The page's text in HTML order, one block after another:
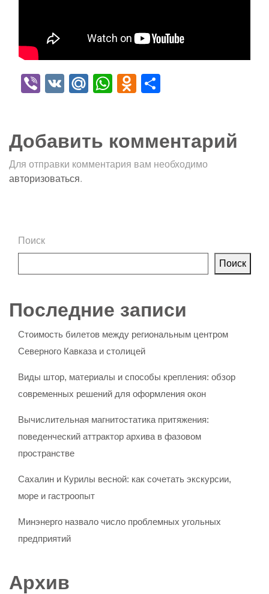
Viber
VK Mail.Ru
WhatsApp
Odnoklassniki
Добавить комментарий
Для отправки комментария вам необходимо
авторизоваться.
Поиск
Поиск
Последние записи
Стоимость билетов между региональным центром
Северного Кавказа и столицей
Виды штор, материалы и способы крепления: обзор
современных решений для оформления окон
Вычислительная магнитостатика притяжения:
поведенческий аттрактор архива в фазовом
пространстве
Сахалин и Курилы весной: как сочетать экскурсии,
море и гастроопыт
Минэнерго назвало число проблемных угольных
предприятий
Архив